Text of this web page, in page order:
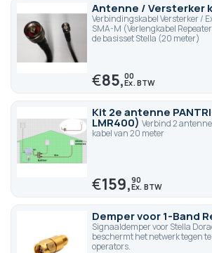
Antenne / Versterker
Verbindingskabel Versterker /
SMA-M (Verlengkabel
de basisset Stella (20 meter)
€85,00
Kit 2e antenne
LMR400) Verbind 2
kabel van 20 meter
€159,90
Demper voor 1-Band
Signaaldemper voor Stella
beschermt het netwerk tegen
operators.